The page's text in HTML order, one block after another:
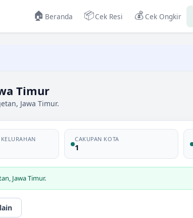
🏠 Beranda 📦Cek Resi 💰 Cek Ongkir
Timur
Jawa Timur.
CAKUPAN KOTA
1
Jawa Timur.